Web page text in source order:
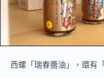
西螺「瑞春醬油」，還有「